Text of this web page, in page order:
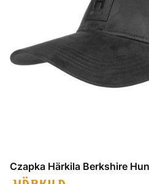
Czapka Härkila Berkshire